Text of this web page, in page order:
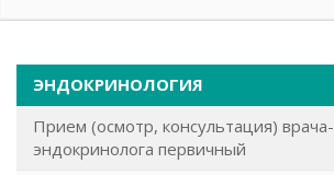
ЭНДОКРИНОЛОГИЯ
Прием (осмотр, консультация) врача-
эндокринолога первичный